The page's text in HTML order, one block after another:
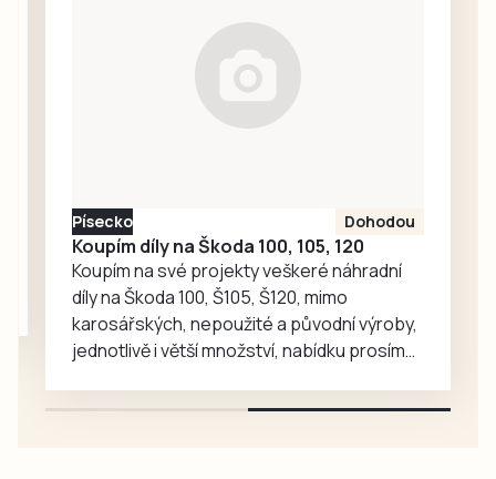
dopravní…
Písecko Dohodou
Koupím díly na Škoda 100, 105, 120
Koupím na své projekty veškeré náhradní
díly na Škoda 100, Š105, Š120, mimo
karosářských, nepoužité a původní výroby,
jednotlivě i větší množství, nabídku prosím